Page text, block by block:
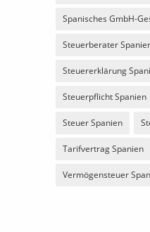
Spanisches GmbH-
Steuerberater
Steuererklärung
Steuerpflicht Spanien
Steuer Spanien
Tarifvertrag Spanien
Vermögensteuer